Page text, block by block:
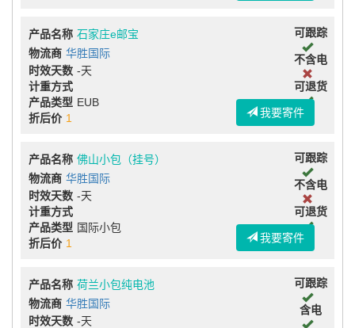
产品名称 石家庄e邮宝
物流商 华胜国际
时效天数 -天
计重方式
产品类型 EUB
可跟踪
不含电
可退货
折后价 1 我要寄件
产品名称 佛山小包（挂号）
物流商 华胜国际
时效天数 -天
计重方式
产品类型 国际小包
可跟踪
不含电
可退货
折后价 1 我要寄件
产品名称 荷兰小包纯电池
物流商 华胜国际
时效天数 -天
可跟踪
含电